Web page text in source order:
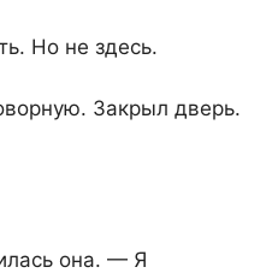
Но не здесь.
Закрыл дверь.
она. — Я